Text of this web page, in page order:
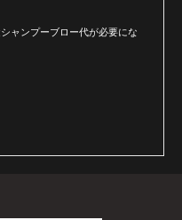
ャンプーブロー代が必要にな